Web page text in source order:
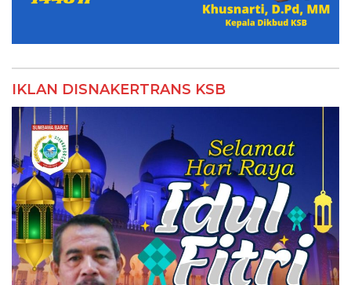
IKLAN DISNAKERTRANS KSB